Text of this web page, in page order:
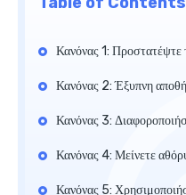
Κανόνας 1:
Κανόνας 2: Έξυπνη
Κανόνας 3:
Κανόνας 4: Μείνετε
Κανόνας 5: